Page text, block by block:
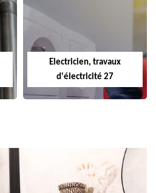
Electricien, travaux
d'électricité 27